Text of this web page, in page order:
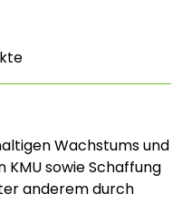
Wachstums und
sowie Schaffung
anderem durch